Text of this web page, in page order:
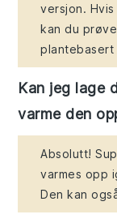
versjon.
kan du
plantebasert
Kan jeg lage
varme den
Absolutt!
varmes opp
Den kan